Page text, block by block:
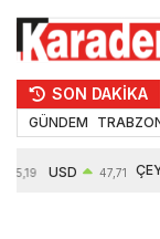
SON DAKİKA
GÜNDEM
55,19 USD 47,71